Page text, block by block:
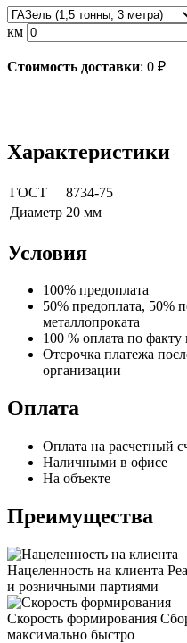
км
Стоимость доставки: 0 ₽
Характеристики
ГОСТ
8734-75
Диаметр 20 мм
Условия
100% предоплата
50% предоплата, 50%
металлопроката
100 % оплата по факту
Отсрочка платежа
организации
Оплата
Оплата на расчетный
Наличными в офисе
На объекте
Преимущества
Нацеленность на клиента
и розничными партиями
Скорость формирования
максимально быстро